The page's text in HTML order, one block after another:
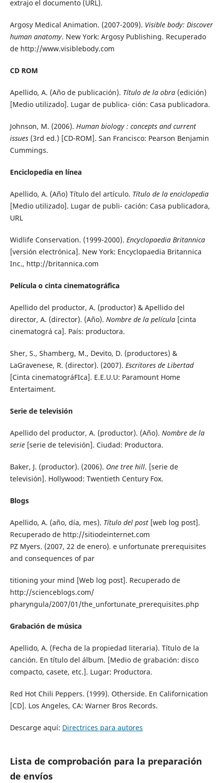
extrajo el documento (URL).
Argosy Medical Animation. (2007-2009). Visible body: Discover
human anatomy. New York: Argosy Publishing. Recuperado
de http://www.visiblebody.com
CD ROM
Apellido, A. (Año de publicación). Título de la obra (edición)
[Medio utilizado]. Lugar de publica- ción: Casa publicadora.
Johnson, M. (2006). Human biology : concepts and current
issues (3rd ed.) [CD-ROM]. San Francisco: Pearson Benjamin
Cummings.
Enciclopedia en línea
Apellido, A. (Año) Título del artículo. Título de la enciclopedia
[Medio utilizado]. Lugar de publi- cación: Casa publicadora,
URL
Widlife Conservation. (1999-2000). Encyclopaedia Britannica
[versión electrónica]. New York: Encyclopaedia Britannica
Inc., http://britannica.com
Película o cinta cinematográfica
Apellido del productor, A. (productor) & Apellido del
director, A. (director). (Año). Nombre de la película [cinta
cinematográ ca]. País: productora.
Sher, S., Shamberg, M., Devito, D. (productores) &
LaGravenese, R. (director). (2007). Escritores de Libertad
[Cinta cinematográFIca]. E.E.U.U: Paramount Home
Entertaiment.
Serie de televisión
Apellido del productor, A. (productor). (Año). Nombre de la
serie [serie de televisión]. Ciudad: Productora.
Baker, J. (productor). (2006). One tree hill. [serie de
televisión]. Hollywood: Twentieth Century Fox.
Blogs
Apellido, A. (año, día, mes). Título del post [web log post].
Recuperado de http://sitiodeinternet.com
PZ Myers. (2007, 22 de enero). e unfortunate prerequisites
and consequences of par
titioning your mind [Web log post]. Recuperado de
http://scienceblogs.com/
pharyngula/2007/01/the_unfortunate_prerequisites.php
Grabación de música
Apellido, A. (Fecha de la propiedad literaria). Título de la
canción. En título del álbum. [Medio de grabación: disco
compacto, casete, etc.]. Lugar: Productora.
Red Hot Chili Peppers. (1999). Otherside. En Californication
[CD]. Los Angeles, CA: Warner Bros Records.
Descarge aquí: Directrices para autores
Lista de comprobación para la preparación
de envíos